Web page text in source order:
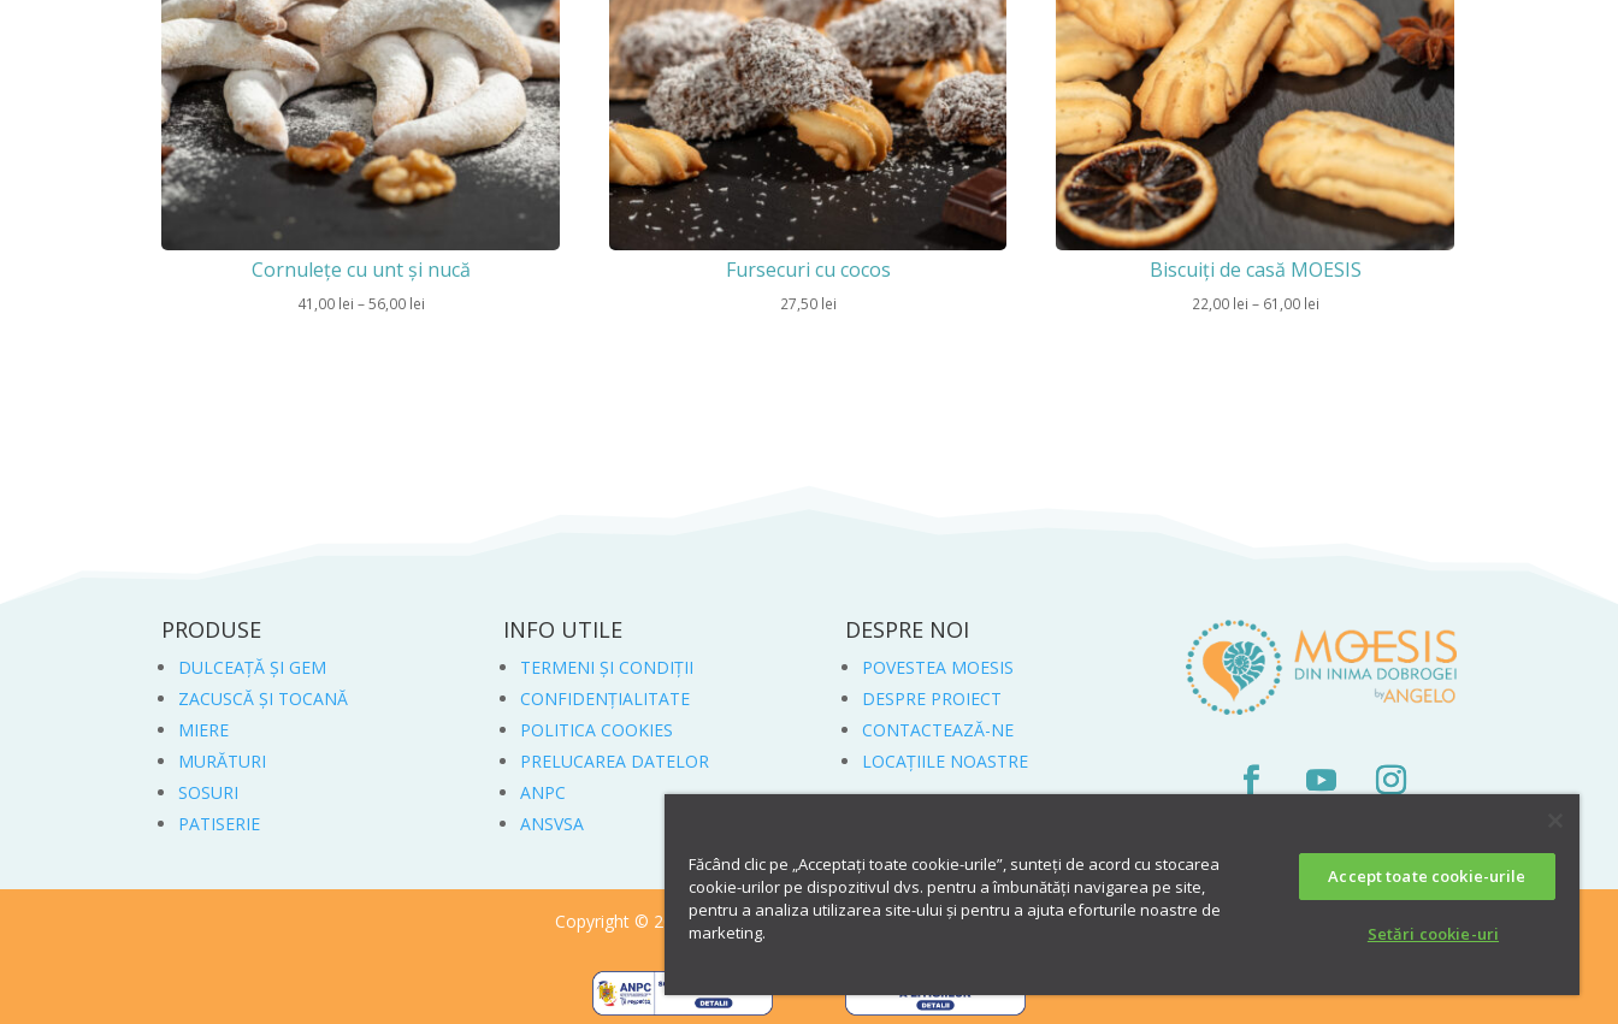
Cornulețe cu unt și nucă
41,00 lei –56,00 leiInterval
Fursecuri cu cocos
27,50 lei
Biscuiți de casă MOESIS
22,00 lei – 61,00 leiInterval
PRODUSE
DULCEAȚĂ ȘI GEM
ZACUSCĂ ȘI TOCANĂ
MIERE
MURĂTURI
SOSURI
PATISERIE
INFO UTILE
TERMENI ȘI CONDIȚII
CONFIDENȚIALITATE
POLITICA COOKIES
PRELUCAREA DATELOR
ANPC
ANSVSA
DESPRE NOI
POVESTEA MOESIS
DESPRE PROIECT
CONTACTEAZĂ-NE
LOCAȚIILE NOASTRE
Copyright © 2020 – 2023 Moesis by Angelo – Din inima Dobrogei
Făcând clic pe „Acceptați toate cookie-urile”, sunteți de acord cu stocarea
cookie-urilor pe dispozitivul dvs. pentru a îmbunătăți navigarea pe site,
pentru a analiza utilizarea site-ului și pentru a ajuta eforturile noastre de
marketing.
Accept toate cookie-urile
Setări cookie-uri